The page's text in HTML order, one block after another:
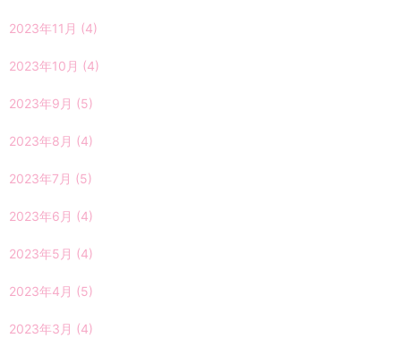
2023年11月 (4)
2023年10月 (4)
2023年9月 (5)
2023年8月 (4)
2023年7月 (5)
2023年6月 (4)
2023年5月 (4)
2023年4月 (5)
2023年3月 (4)